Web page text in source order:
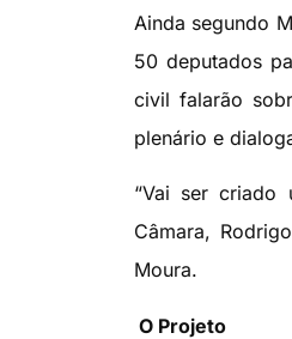
Ainda segundo
50 deputados
civil falarão
plenário e
“Vai ser criado
Câmara,
Moura.
O Projeto